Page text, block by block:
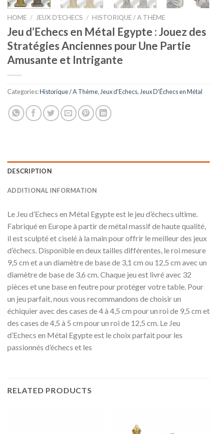
HOME / JEUX D'ECHECS / HISTORIQUE / A THÈME
Jeu d’Echecs en Métal Egypte : Jouez des
Stratégies Anciennes pour Une Partie
Amusante et Intrigante
Categories:Historique / A Thème, Jeux d'Echecs, Jeux D'Échecs en Métal
DESCRIPTION
ADDITIONAL INFORMATION
Le Jeu d’Echecs en Métal Egypte est le jeu d’échecs ultime.
Fabriqué en Europe à partir de métal massif de haute qualité,
il est sculpté et ciselé à la main pour offrir le meilleur des jeux
d’échecs. Disponible en deux tailles différentes, le roi mesure
9,5 cm et a un diamètre de base de 3,1 cm ou 12,5 cm avec un
diamètre de base de 3,6 cm. Chaque jeu est livré avec 32
pièces et une base en feutre pour protéger votre table. Pour
un jeu parfait, nous vous recommandons de choisir un
échiquier avec des cases de 4 à 4,5 cm pour un roi de 9,5 cm et
des cases de 4,5 à 5 cm pour un roi de 12,5 cm. Le Jeu
d’Echecs en Métal Egypte est le choix parfait pour les
passionnés d’échecs et les
RELATED PRODUCTS